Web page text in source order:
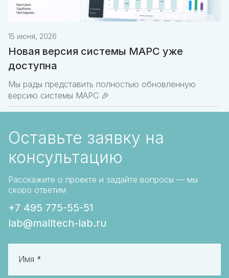
15 июня, 2026
Новая версия системы МАРС уже
доступна
Мы рады представить полностью обновленную
версию системы МАРС 🎉
Оставьте заявку на
консультацию
Расскажите о проекте и задайте вопросы — мы
скоро ответим
+7 495 775-55-51
lab@malltech-lab.ru
Имя *